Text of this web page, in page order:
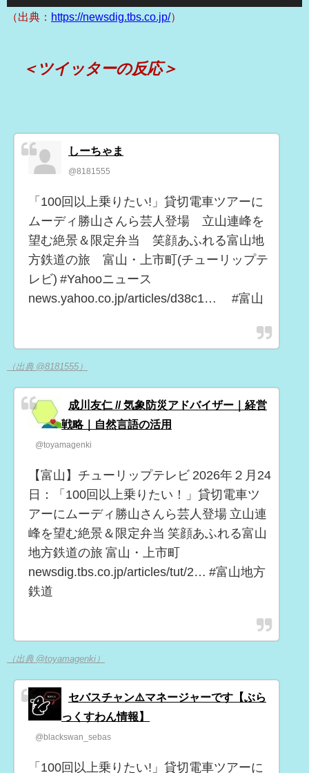
（出典： https://newsdig.tbs.co.jp/）
＜ツイッターの反応＞
しーちゃま
@8181555
「100回以上乗りたい!」貸切電車ツアーに
ムーディ勝山さんら芸人登場 立山連峰を
望む絶景＆限定弁当 笑顔あふれる富山地
方鉄道の旅 富山・上市町(チューリップテ
レビ) #Yahooニュース
news.yahoo.co.jp/articles/d38c1… #富山
（出典 @8181555）
成川友仁 // 気象防災アドバイザー｜経営
戦略｜自然言語の活用
@toyamagenki
【富山】チューリップテレビ 2026年２月24
日：「100回以上乗りたい！」貸切電車ツ
アーにムーディ勝山さんら芸人登場 立山連
峰を望む絶景＆限定弁当 笑顔あふれる富山
地方鉄道の旅 富山・上市町
newsdig.tbs.co.jp/articles/tut/2… #富山地方
鉄道
（出典 @toyamagenki）
セバスチャン⚠️マネージャーです【ぶら
っくすわん情報】
@blackswan_sebas
「100回以上乗りたい!」貸切電車ツアーに